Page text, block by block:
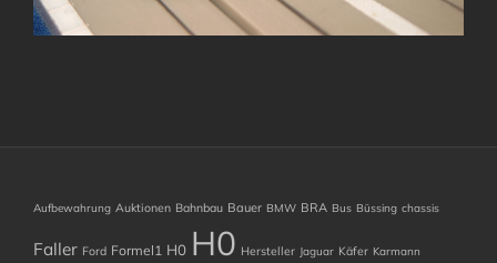
Aufbewahrung Auktionen Bahnbau Bauer BMW BRA Bus Büssing chassis
Faller Ford Formel1 H0 H0 Hersteller Jaguar Käfer Karmann